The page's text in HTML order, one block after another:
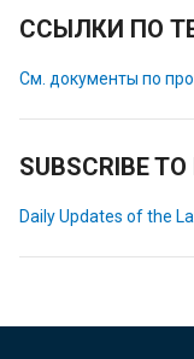
ССЫЛКИ ПО
См. документы по
SUBSCRIBE
Daily Updates of the